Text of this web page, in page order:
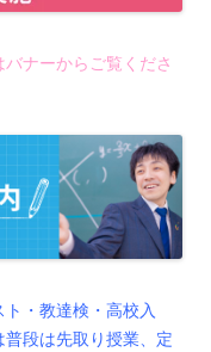
ナーからご覧くださ
・教達検・高校入
段は先取り授業、定